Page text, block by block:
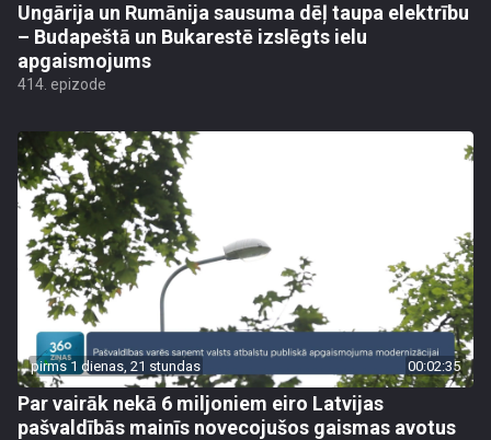
Ungārija un Rumānija sausuma dēļ taupa elektrību
– Budapeštā un Bukarestē izslēgts ielu
apgaismojums
414. epizode
pirms 1 dienas, 21 stundas 00:02:35
Par vairāk nekā 6 miljoniem eiro Latvijas
pašvaldībās mainīs novecojušos gaismas avotus